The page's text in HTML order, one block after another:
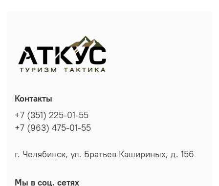
Контакты
+7 (351) 225-01-55
+7 (963) 475-01-55
г. Челябинск, ул. Братьев Кашириных, д. 156
Мы в соц. сетях